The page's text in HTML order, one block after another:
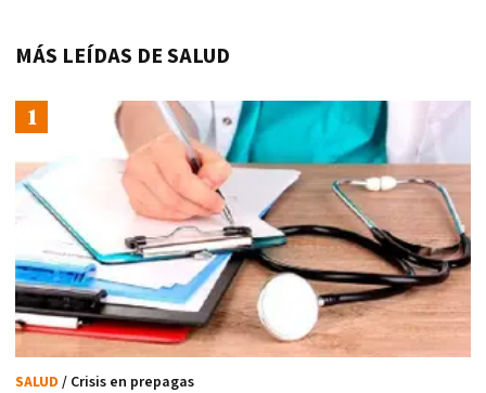
MÁS LEÍDAS DE SALUD
SALUD / Crisis en prepagas